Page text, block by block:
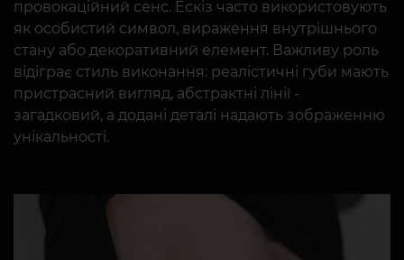
провокаційний сенс. Ескіз часто використовують
як особистий символ, вираження внутрішнього
стану або декоративний елемент. Важливу роль
відіграє стиль виконання: реалістичні губи мають
пристрасний вигляд, абстрактні лінії -
загадковий, а додані деталі надають зображенню
унікальності.